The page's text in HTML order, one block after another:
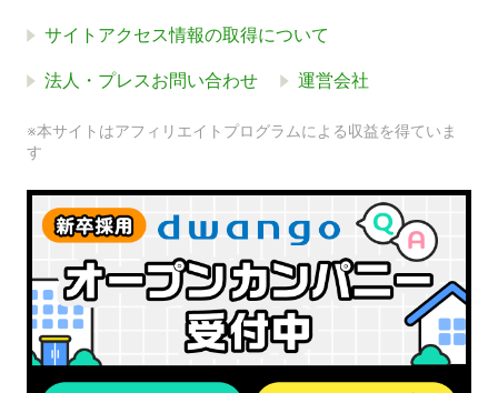
サイトアクセス情報の取得について
法人・プレスお問い合わせ 運営会社
※本サイトはアフィリエイトプログラムによる収益を得ていま
す